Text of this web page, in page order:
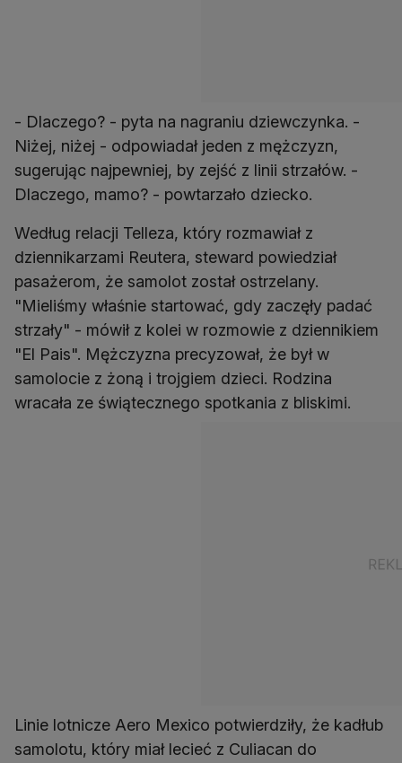
- Dlaczego? - pyta na nagraniu dziewczynka. -
Niżej, niżej - odpowiadał jeden z mężczyzn,
sugerując najpewniej, by zejść z linii strzałów. -
Dlaczego, mamo? - powtarzało dziecko.
Według relacji Telleza, który rozmawiał z
dziennikarzami Reutera, steward powiedział
pasażerom, że samolot został ostrzelany.
"Mieliśmy właśnie startować, gdy zaczęły padać
strzały" - mówił z kolei w rozmowie z dziennikiem
"El Pais". Mężczyzna precyzował, że był w
samolocie z żoną i trojgiem dzieci. Rodzina
wracała ze świątecznego spotkania z bliskimi.
Linie lotnicze Aero Mexico potwierdziły, że kadłub
samolotu, który miał lecieć z Culiacan do